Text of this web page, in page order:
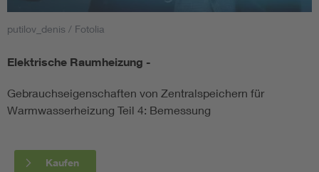
Smart Cities
DKE Fachinformationen im Kontext der Normung
Blitzschutz: DIN EN 62305 in der Übersicht
putilov_denis / Fotolia
Elektrische Raumheizung -
Gebrauchseigenschaften von Zentralspeichern für
Warmwasserheizung Teil 4: Bemessung
Kaufen